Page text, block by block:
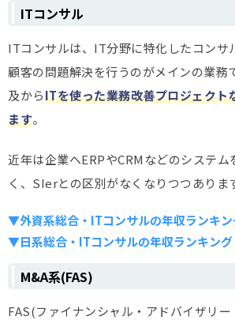
ITコンサル
ITコンサルは、IT分野に特化したコンサ
顧客の問題解決を行うのがメインの業務
及からITを使った業務改善プロジェクト
ます。
近年は企業へERPやCRMなどのシステム
く、SIerとの区別がなくなりつつありま
▼外資系総合・ITコンサルの年収ランキ
▼日系総合・ITコンサルの年収ランキング
M&A系(FAS)
FAS(ファイナンシャル・アドバイザリ